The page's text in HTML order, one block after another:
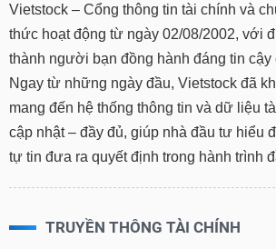
Vietstock – Cổng thông tin tài chính và
thức hoạt động từ ngày 02/08/2002, với
thành người bạn đồng hành đáng tin cậy
Ngay từ những ngày đầu, Vietstock đã
mang đến hệ thống thông tin và dữ liệu
cập nhật – đầy đủ, giúp nhà đầu tư hiểu
tự tin đưa ra quyết định trong hành trình
TRUYỀN THÔNG TÀI CHÍNH